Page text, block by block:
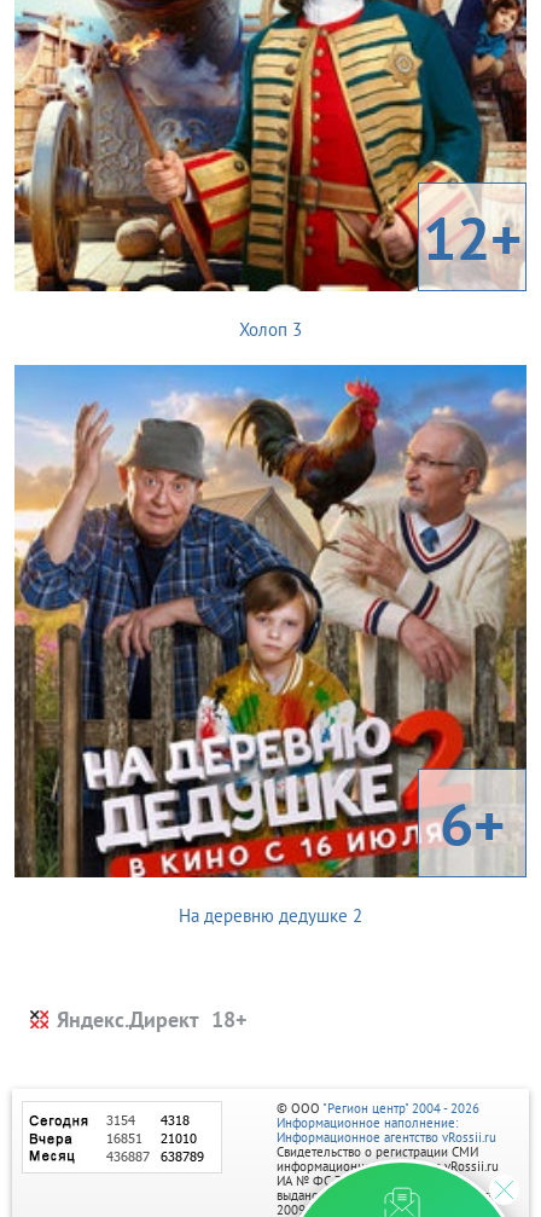
12+
Холоп 3
6+
На деревню дедушке 2
Яндекс.Директ
© ООО "Регион центр" 2004 - 2026
Информационное наполнение:
Информационное агентство vRossii.ru
Свидетельство о регистрации СМИ
информационного агентства vRossii.ru
ИА № ФС 77‑35502
выдано РОСКОМНАДЗОРом 04 марта
2009г.